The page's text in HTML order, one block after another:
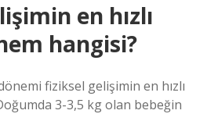
en hızlı
hangisi?
fiziksel gelişimin en hızlı
3-3,5 kg olan bebeğin